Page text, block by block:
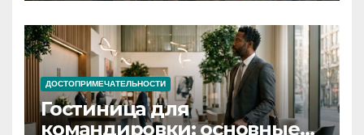
ДОСТОПРИМЕЧАТЕЛЬНОСТИ
Гостиница для
командировки: основные